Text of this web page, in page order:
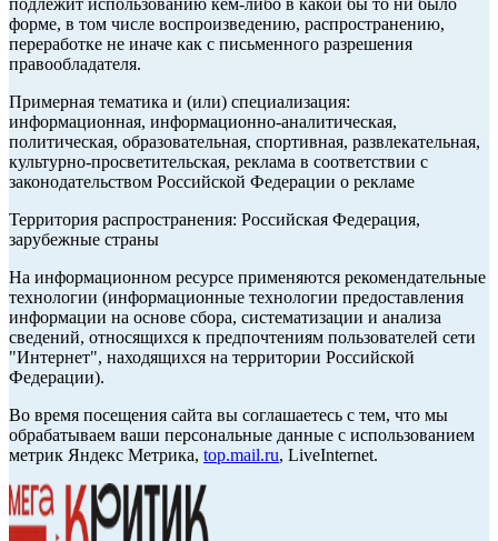
подлежит использованию кем-либо в какой бы то ни было
форме, в том числе воспроизведению, распространению,
переработке не иначе как с письменного разрешения
правообладателя.
Примерная тематика и (или) специализация:
информационная, информационно-аналитическая,
политическая, образовательная, спортивная, развлекательная,
культурно-просветительская, реклама в соответствии с
законодательством Российской Федерации о рекламе
Территория распространения: Российская Федерация,
зарубежные страны
На информационном ресурсе применяются рекомендательные
технологии (информационные технологии предоставления
информации на основе сбора, систематизации и анализа
сведений, относящихся к предпочтениям пользователей сети
"Интернет", находящихся на территории Российской
Федерации).
Во время посещения сайта вы соглашаетесь с тем, что мы
обрабатываем ваши персональные данные с использованием
метрик Яндекс Метрика, top.mail.ru, LiveInternet.